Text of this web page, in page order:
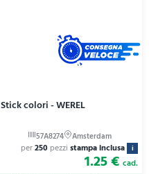
Stick colori - WEREL
per250 pezzi stampa inclusa i
1.25 € cad.